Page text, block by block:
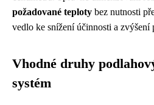
požadované teploty bez nutnosti
vedlo ke snížení účinnosti a zvýšení
Vhodné druhy
systém